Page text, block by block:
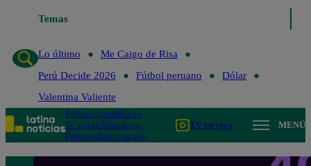
Temas
Lo último
Me Caigo de Risa
Perú Decide 2026
Fútbol peruano
Dólar
Valentina Valiente
PolíticaLimaMundo
Te ayudoTendencias
DeportesEspectáculos
TV en vivo MENÚ